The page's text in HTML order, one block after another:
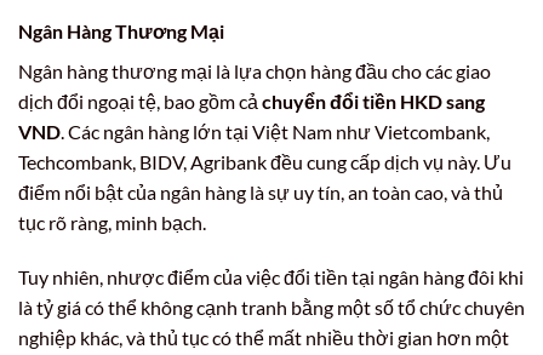
Ngân Hàng Thương Mại
Ngân hàng thương mại là lựa chọn hàng đầu cho các giao
dịch đổi ngoại tệ, bao gồm cả chuyển đổi tiền HKD sang
VND . Các ngân hàng lớn tại Việt Nam như Vietcombank,
Techcombank, BIDV, Agribank đều cung cấp dịch vụ này. Ưu
điểm nổi bật của ngân hàng là sự uy tín, an toàn cao, và thủ
tục rõ ràng, minh bạch.
Tuy nhiên, nhược điểm của việc đổi tiền tại ngân hàng đôi khi
là tỷ giá có thể không cạnh tranh bằng một số tổ chức chuyên
nghiệp khác, và thủ tục có thể mất nhiều thời gian hơn một